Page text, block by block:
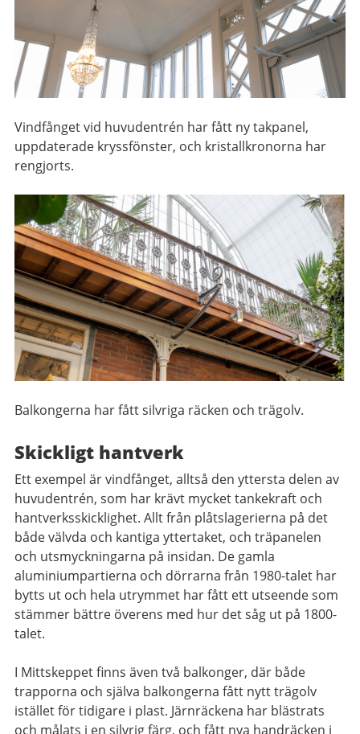
Vindfånget vid huvudentrén har fått ny takpanel,
uppdaterade kryssfönster, och kristallkronorna har
rengjorts.
Balkongerna har fått silvriga räcken och trägolv.
Skickligt hantverk
Ett exempel är vindfånget, alltså den yttersta delen av
huvudentrén, som har krävt mycket tankekraft och
hantverksskicklighet. Allt från plåtslagerierna på det
både välvda och kantiga yttertaket, och träpanelen
och utsmyckningarna på insidan. De gamla
aluminiumpartierna och dörrarna från 1980-talet har
bytts ut och hela utrymmet har fått ett utseende som
stämmer bättre överens med hur det såg ut på 1800-
talet.
I Mittskeppet finns även två balkonger, där både
trapporna och själva balkongerna fått nytt trägolv
istället för tidigare i plast. Järnräckena har blästrats
och målats i en silvrig färg, och fått nya handräcken i